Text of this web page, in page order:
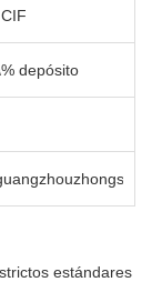
depósito
estándares